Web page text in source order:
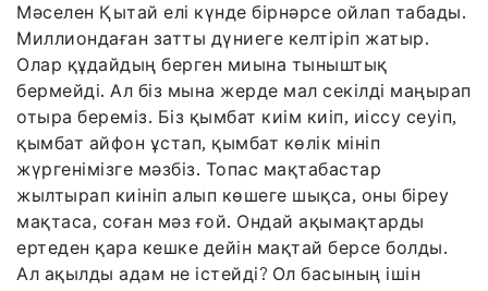
Мәселен Қытай елі күнде бірнәрсе ойлап табады.
Миллиондаған затты дүниеге келтіріп жатыр.
Олар құдайдың берген миына тыныштық
бермейді. Ал біз мына жерде мал секілді маңырап
отыра береміз. Біз қымбат киім киіп, иіссу сеуіп,
қымбат айфон ұстап, қымбат көлік мініп
жүргенімізге мәзбіз. Топас мақтабастар
жылтырап киініп алып көшеге шықса, оны біреу
мақтаса, соған мәз ғой. Ондай ақымақтарды
ертеден қара кешке дейін мақтай берсе болды.
Ал ақылды адам не істейді? Ол басының ішін